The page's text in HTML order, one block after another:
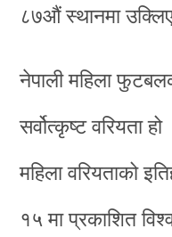
८७औं स्थानमा
नेपाली महिला
सर्वोत्कृष्ट वरियता
महिला वरियताको
१५ मा प्रकाशित